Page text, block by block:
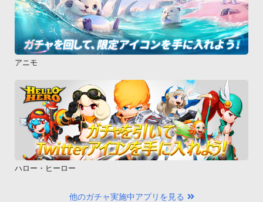
アニモ
ハロー・ヒーロー
他のガチャ実施中アプリを見る